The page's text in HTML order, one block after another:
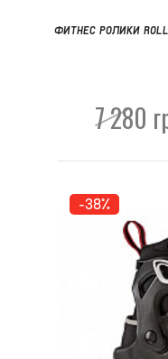
ФИТНЕС РОЛИКИ
7 280
-38%